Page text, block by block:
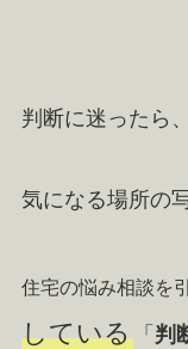
判断に迷ったら
気になる場所の
住宅の悩み相談を
している「 判